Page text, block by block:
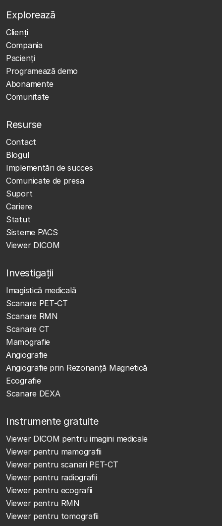
Explorează
Clienţi
Compania
Pacienți
Programează demo
Abonamente
Comunitate
Resurse
Contact
Blogul
Implementări de succes
Comunicate de presa
Suport
Cariere
Statut
Sisteme PACS
Viewer DICOM
Investigații
Imagistică medicală
Scanare PET-CT
Scanare RMN
Scanare CT
Mamografie
Angiografie
Angiografie prin Rezonanță Magnetică
Ecografie
Scanare DEXA
Instrumente gratuite
Viewer DICOM pentru imagini medicale
Viewer pentru mamografii
Viewer pentru scanari PET-CT
Viewer pentru radiografii
Viewer pentru ecografii
Viewer pentru RMN
Viewer pentru tomografii